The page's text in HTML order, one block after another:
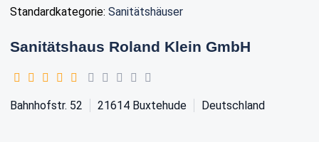
Standardkategorie: Sanitätshäuser
Sanitätshaus Roland Klein GmbH
Bahnhofstr. 52 21614 Buxtehude Deutschland